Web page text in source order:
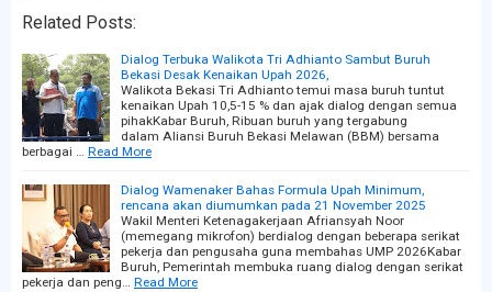
Related Posts:
Dialog Terbuka Walikota Tri Adhianto Sambut Buruh
Bekasi Desak Kenaikan Upah 2026,
Walikota Bekasi Tri Adhianto temui masa buruh tuntut
kenaikan Upah 10,5-15 % dan ajak dialog dengan semua
pihakKabar Buruh, Ribuan buruh yang tergabung
dalam Aliansi Buruh Bekasi Melawan (BBM) bersama
berbagai … Read More
Dialog Wamenaker Bahas Formula Upah Minimum,
rencana akan diumumkan pada 21 November 2025
Wakil Menteri Ketenagakerjaan Afriansyah Noor
(memegang mikrofon) berdialog dengan beberapa serikat
pekerja dan pengusaha guna membahas UMP 2026Kabar
Buruh, Pemerintah membuka ruang dialog dengan serikat
pekerja dan peng… Read More